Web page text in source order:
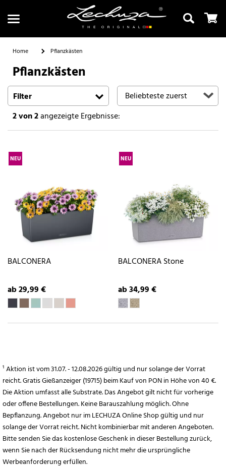
Suchen
Home Pflanzkästen
Pflanzkästen
Filter
2von 2angezeigte Ergebnisse:
NEU
BALCONERA
ab 29,99 €
NEU
BALCONERA Stone
ab 34,99 €
¹ Aktion ist vom 31.07. - 12.08.2026 gültig und nur solange der Vorrat
reicht. Gratis Gießanzeiger (19715) beim Kauf von PON in Höhe von 40 €.
Die Aktion umfasst alle Substrate. Das Angebot gilt nicht für vorherige
oder offene Bestellungen. Keine Barauszahlung möglich. Ohne
Bepflanzung. Angebot nur im LECHUZA Online Shop gültig und nur
solange der Vorrat reicht. Nicht kombinierbar mit anderen Angeboten.
Bitte senden Sie das kostenlose Geschenk in dieser Bestellung zurück,
wenn Sie nach der Rücksendung nicht mehr die ursprüngliche
Werbeanforderung erfüllen.